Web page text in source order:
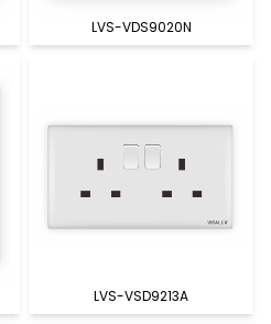
LVS-VDS9020N
LVS-VSD9213A